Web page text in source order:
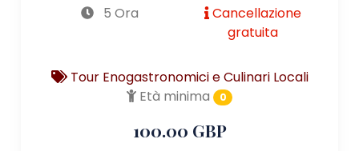
5 Ora
Cancellazione
gratuita
Tour Enogastronomici e Culinari Locali
Età minima
0
100.00 GBP